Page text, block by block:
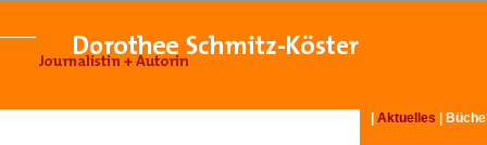
Aktuelles